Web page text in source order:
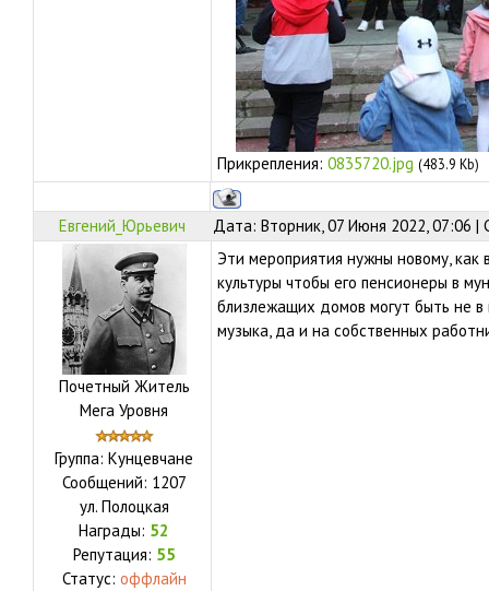
Прикрепления: 0835720.jpg (483.9 Kb)
Евгений_Юрьевич Дата: Вторник, 07 Июня 2022, 07:06
Почетный Житель
Мега Уровня
Группа: Кунцевчане
Сообщений: 1207
ул. Полоцкая
Награды: 52
Репутация: 55
Статус: оффлайн
Эти мероприятия нужны новому,
культуры чтобы его пенсионеры в
близлежащих домов могут быть не в
музыка, да и на собственных